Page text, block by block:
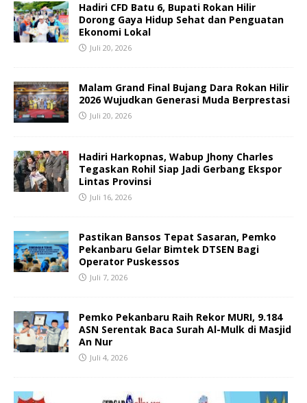
Hadiri CFD Batu 6, Bupati Rokan Hilir
Dorong Gaya Hidup Sehat dan Penguatan
Ekonomi Lokal
Juli 20, 2026
Malam Grand Final Bujang Dara Rokan Hilir
2026 Wujudkan Generasi Muda Berprestasi
Juli 20, 2026
Hadiri Harkopnas, Wabup Jhony Charles
Tegaskan Rohil Siap Jadi Gerbang Ekspor
Lintas Provinsi
Juli 16, 2026
Pastikan Bansos Tepat Sasaran, Pemko
Pekanbaru Gelar Bimtek DTSEN Bagi
Operator Puskessos
Juli 7, 2026
Pemko Pekanbaru Raih Rekor MURI, 9.184
ASN Serentak Baca Surah Al-Mulk di Masjid
An Nur
Juli 4, 2026